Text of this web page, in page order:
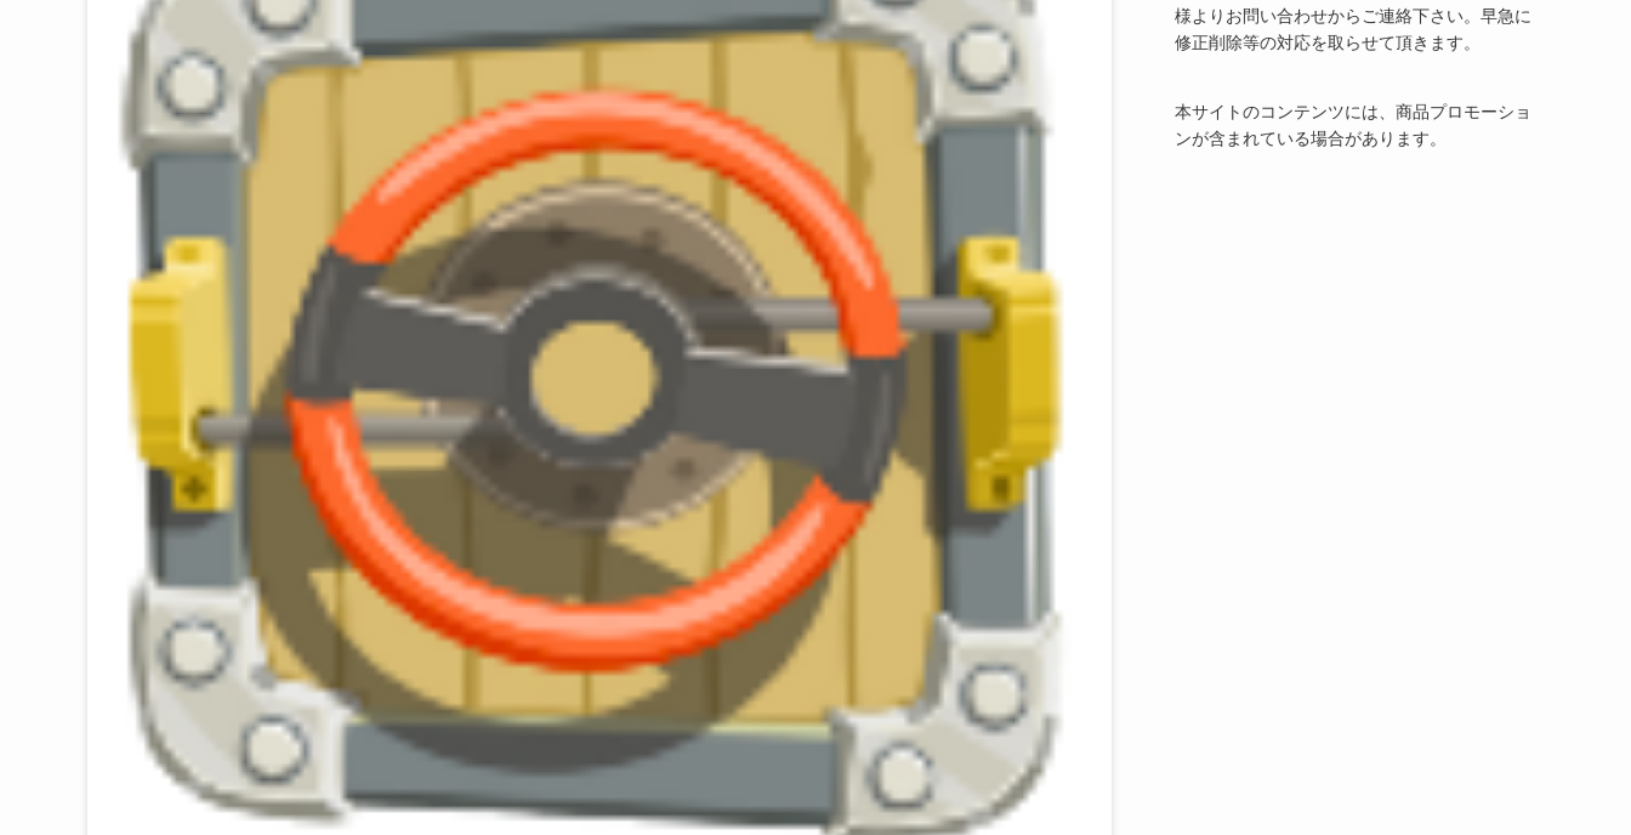
様よりお問い合わせからご連絡下さい。早急に
修正削除等の対応を取らせて頂きます。
本サイトのコンテンツには、商品プロモーショ
ンが含まれている場合があります。